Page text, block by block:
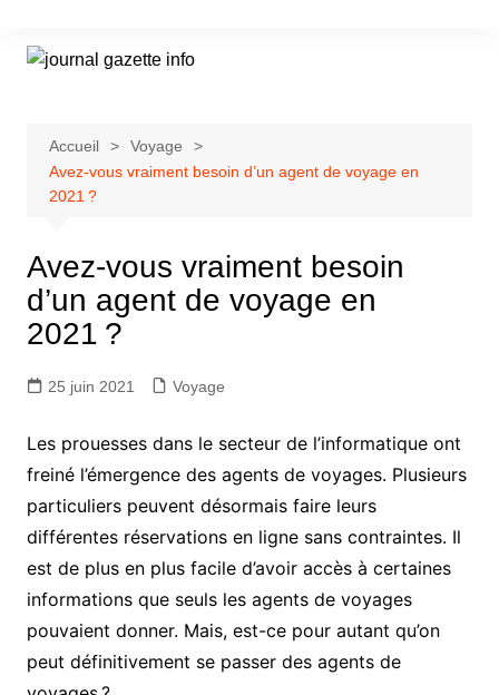
contenu
Accueil
Voyage
Avez-vous vraiment besoin d’un agent de voyage en
2021 ?
Avez-vous vraiment besoin
d’un agent de voyage en
2021 ?
25 juin 2021 Voyage
Les prouesses dans le secteur de l’informatique ont
freiné l’émergence des agents de voyages. Plusieurs
particuliers peuvent désormais faire leurs
différentes réservations en ligne sans contraintes. Il
est de plus en plus facile d’avoir accès à certaines
informations que seuls les agents de voyages
pouvaient donner. Mais, est-ce pour autant qu’on
peut définitivement se passer des agents de